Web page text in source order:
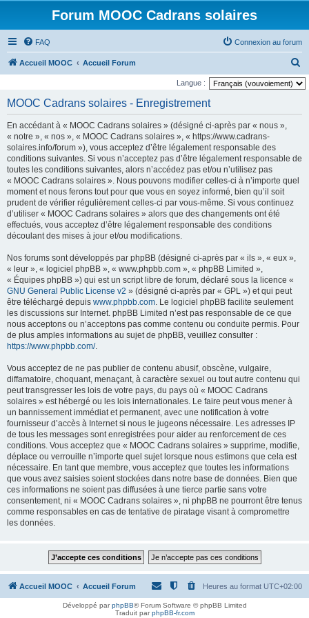
Forum MOOC Cadrans solaires
FAQ Connexion au forum
Accueil MOOC Accueil Forum
e
Langue :
MOOC Cadrans solaires - Enregistrement
En accédant à « MOOC Cadrans solaires » (désigné ci-après par « nous »,
« notre », « nos », « MOOC Cadrans solaires », « https://www.cadrans-
solaires.info/forum »), vous acceptez d’être légalement responsable des
conditions suivantes. Si vous n’acceptez pas d’être légalement responsable de
toutes les conditions suivantes, alors n’accédez pas et/ou n’utilisez pas
« MOOC Cadrans solaires ». Nous pouvons modifier celles-ci à n’importe quel
moment et nous ferons tout pour que vous en soyez informé, bien qu’il soit
prudent de vérifier régulièrement celles-ci par vous-même. Si vous continuez
d’utiliser « MOOC Cadrans solaires » alors que des changements ont été
effectués, vous acceptez d’être légalement responsable des conditions
découlant des mises à jour et/ou modifications.
Nos forums sont développés par phpBB (désigné ci-après par « ils », « eux »,
« leur », « logiciel phpBB », « www.phpbb.com », « phpBB Limited »,
« Équipes phpBB ») qui est un script libre de forum, déclaré sous la licence «
GNU General Public License v2 » (désigné ci-après par « GPL ») et qui peut
être téléchargé depuis www.phpbb.com. Le logiciel phpBB facilite seulement
les discussions sur Internet. phpBB Limited n’est pas responsable de ce que
nous acceptons ou n’acceptons pas comme contenu ou conduite permis. Pour
de plus amples informations au sujet de phpBB, veuillez consulter :
https://www.phpbb.com/.
Vous acceptez de ne pas publier de contenu abusif, obscène, vulgaire,
diffamatoire, choquant, menaçant, à caractère sexuel ou tout autre contenu qui
peut transgresser les lois de votre pays, du pays où « MOOC Cadrans
solaires » est hébergé ou les lois internationales. Le faire peut vous mener à
un bannissement immédiat et permanent, avec une notification à votre
fournisseur d’accès à Internet si nous le jugeons nécessaire. Les adresses IP
de tous les messages sont enregistrées pour aider au renforcement de ces
conditions. Vous acceptez que « MOOC Cadrans solaires » supprime, modifie,
déplace ou verrouille n’importe quel sujet lorsque nous estimons que cela est
nécessaire. En tant que membre, vous acceptez que toutes les informations
que vous avez saisies soient stockées dans notre base de données. Bien que
ces informations ne soient pas diffusées à une tierce partie sans votre
consentement, ni « MOOC Cadrans solaires », ni phpBB ne pourront être tenus
comme responsables en cas de tentative de piratage visant à compromettre
les données.
Accueil MOOC Accueil Forum Heures au format UTC+02:00
Développé parphpBB® Forum Software © phpBB Limited
Traduit parphpBB-fr.com